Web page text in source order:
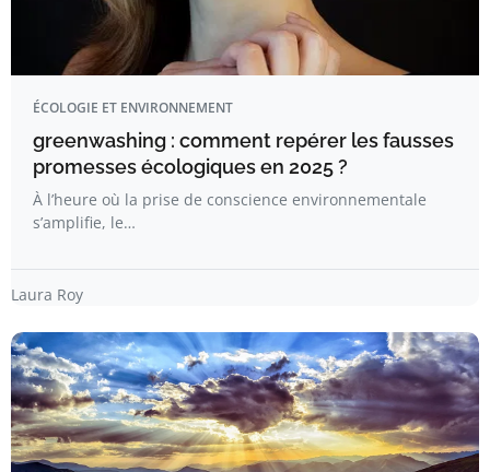
ÉCOLOGIE ET ENVIRONNEMENT
greenwashing : comment repérer les fausses
promesses écologiques en 2025 ?
À l’heure où la prise de conscience environnementale
s’amplifie, le…
Laura Roy